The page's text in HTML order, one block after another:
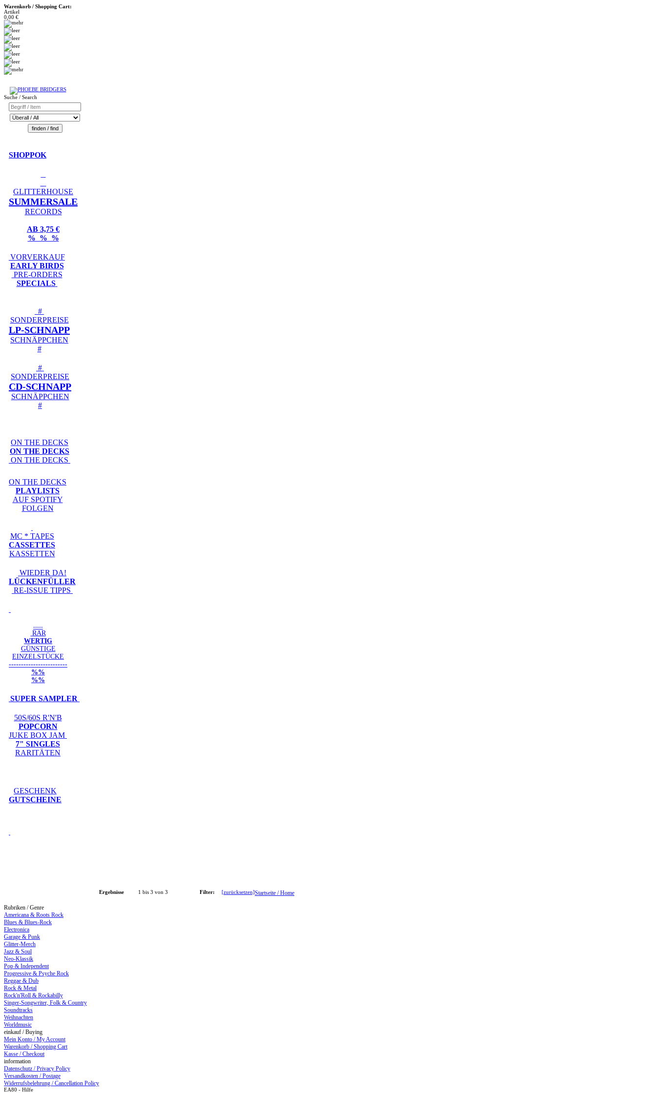
Warenkorb / Shopping Cart:
Artikel
0,00 €
Suche / Search
SHOPPOK
GLITTERHOUSE
SUMMERSALE
RECORDS
AB 3,75 €
% % %
VORVERKAUF
EARLY BIRDS
PRE-ORDERS
SPECIALS
#
SONDERPREISE
LP-SCHNAPP
SCHNÄPPCHEN
#
#
SONDERPREISE
CD-SCHNAPP
SCHNÄPPCHEN
#
ON THE DECKS
ON THE DECKS
ON THE DECKS
ON THE DECKS
PLAYLISTS
AUF SPOTIFY
FOLGEN
MC * TAPES
CASSETTES
KASSETTEN
WIEDER DA!
LÜCKENFÜLLER
RE-ISSUE TIPPS
-----
RAR
WERTIG
GÜNSTIGE
EINZELSTÜCKE
------------------------
%%
%%
SUPER SAMPLER
50S/60S R'N'B
POPCORN
JUKE BOX JAM
7" SINGLES
RARITÄTEN
GESCHENK
GUTSCHEINE
Ergebnisse 1 bis 3 von 3 Filter: [zurücksetzen]Startseite / Home
Rubriken / Genre
Americana & Roots Rock
Blues & Blues-Rock
Electronica
Garage & Punk
Glitter-Merch
Jazz & Soul
Neo-Klassik
Pop & Independent
Progressive & Psyche Rock
Reggae & Dub
Rock & Metal
Rock'n'Roll & Rockabilly
Singer-Songwriter, Folk & Country
Soundtracks
Weihnachten
Worldmusic
einkauf / Buying
Mein Konto / My Account
Warenkorb / Shopping Cart
Kasse / Checkout
information
Datenschutz / Privacy Policy
Versandkosten / Postage
Widerrufsbelehrung / Cancellation Policy
EA80 - Hilfe